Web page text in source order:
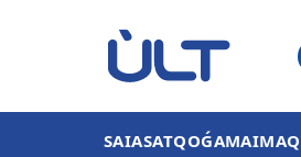
SAIASATQOǴAMAIMAQ